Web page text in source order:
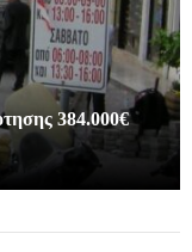
384.000€